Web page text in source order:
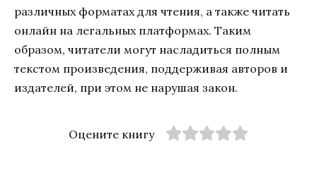
различных форматах для чтения, а также читать
онлайн на легальных платформах. Таким
образом, читатели могут насладиться полным
текстом произведения, поддерживая авторов и
издателей, при этом не нарушая закон.
Оцените книгу